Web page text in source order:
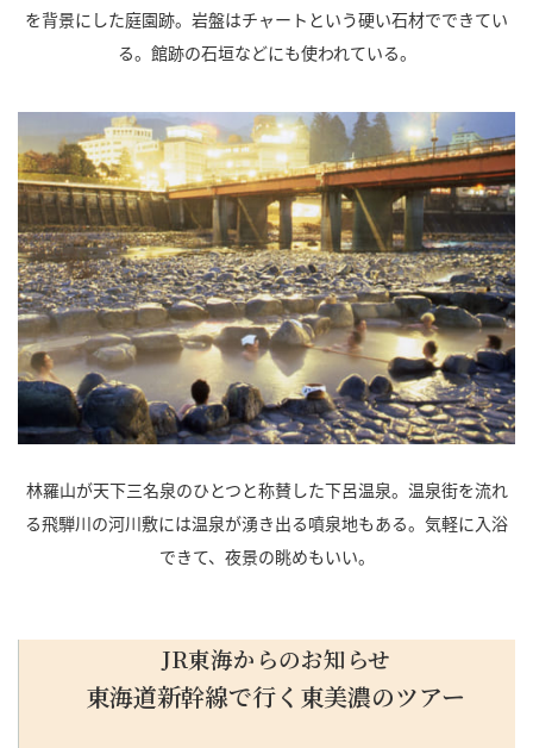
を背景にした庭園跡。岩盤はチャートという硬い石材でできてい
る。館跡の石垣などにも使われている。
林羅山が天下三名泉のひとつと称賛した下呂温泉。温泉街を流れ
る飛騨川の河川敷には温泉が湧き出る噴泉地もある。気軽に入浴
できて、夜景の眺めもいい。
JR東海からのお知らせ
東海道新幹線で行く東美濃のツアー